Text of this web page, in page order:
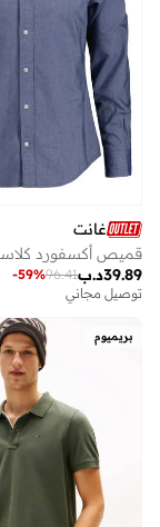
غانت
د.ب39.89
96.41
-59%
توصيل مجاني
بريميوم